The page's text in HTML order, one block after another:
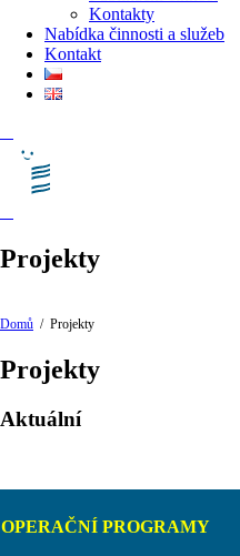
Kontakty
Nabídka činnosti a služeb
Kontakt
Projekty
Domů / Projekty
Projekty
Aktuální
OPERAČNÍ PROGRAMY